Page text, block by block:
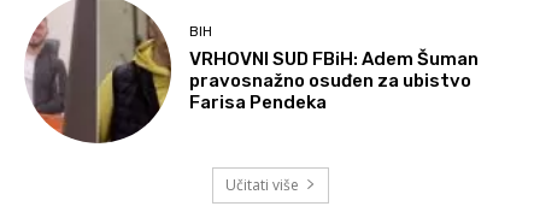
BIH
VRHOVNI SUD FBiH: Adem Šuman
pravosnažno osuđen za ubistvo
Farisa Pendeka
Učitati više